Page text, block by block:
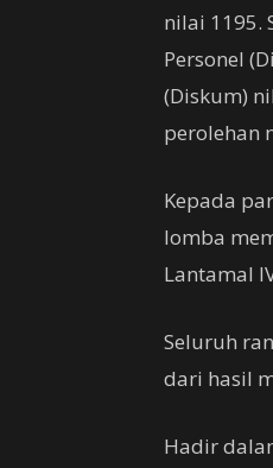
nilai 1195.
Personel
(Diskum)
perolehan
Kepada
lomba
Lantamal
Seluruh
dari hasil
Hadir